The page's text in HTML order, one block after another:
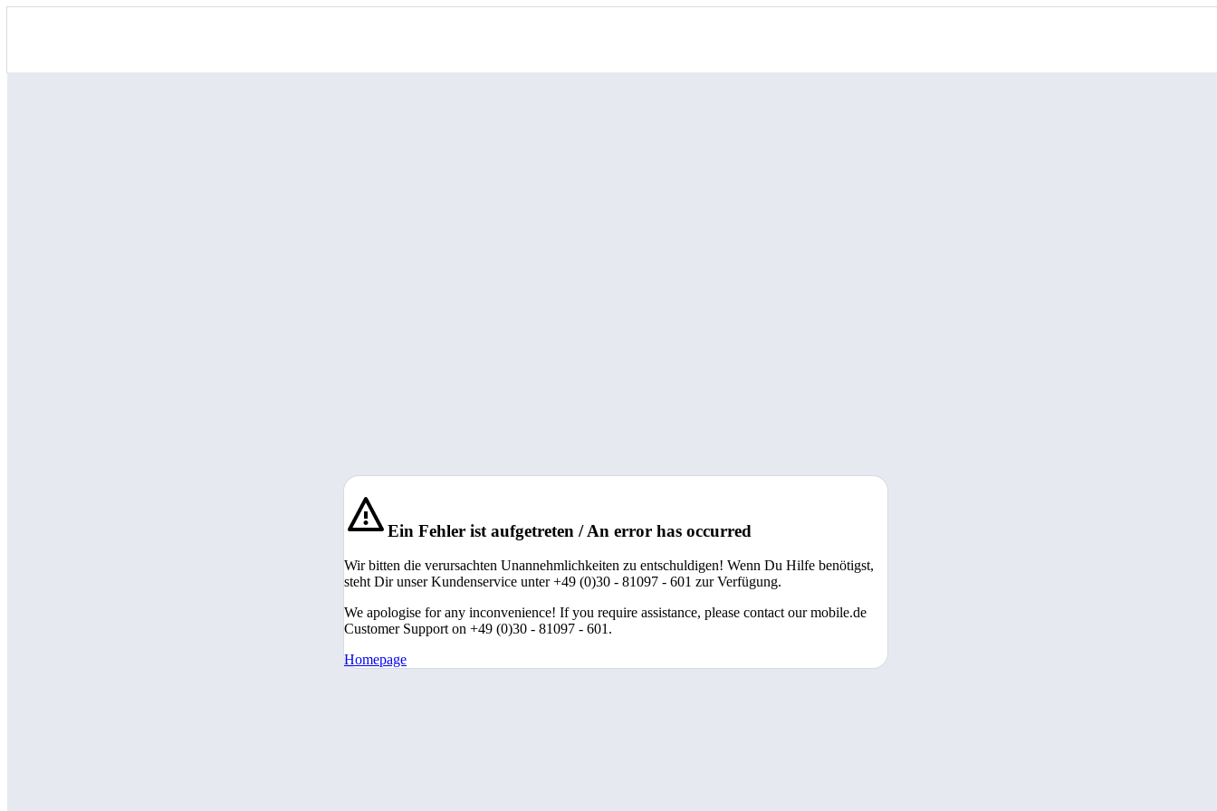
Ein Fehler ist aufgetreten / An error has occurred
Wir bitten die verursachten Unannehmlichkeiten zu entschuldigen! Wenn Du Hilfe benötigst,
steht Dir unser Kundenservice unter +49 (0)30 - 81097 - 601 zur Verfügung.
We apologise for any inconvenience! If you require assistance, please contact our mobile.de
Customer Support on +49 (0)30 - 81097 - 601.
Homepage